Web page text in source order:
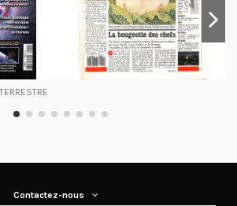
Contactez-nous